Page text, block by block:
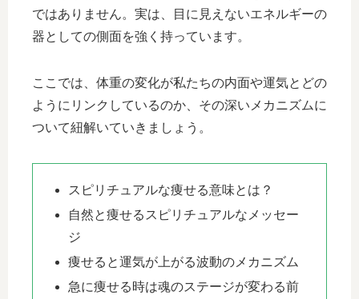
ではありません。実は、目に見えないエネルギーの
器としての側面を強く持っています。
ここでは、体重の変化が私たちの内面や運気とどの
ようにリンクしているのか、その深いメカニズムに
ついて紐解いていきましょう。
スピリチュアルな痩せる意味とは？
自然と痩せるスピリチュアルなメッセー
ジ
痩せると運気が上がる波動のメカニズム
急に痩せる時は魂のステージが変わる前